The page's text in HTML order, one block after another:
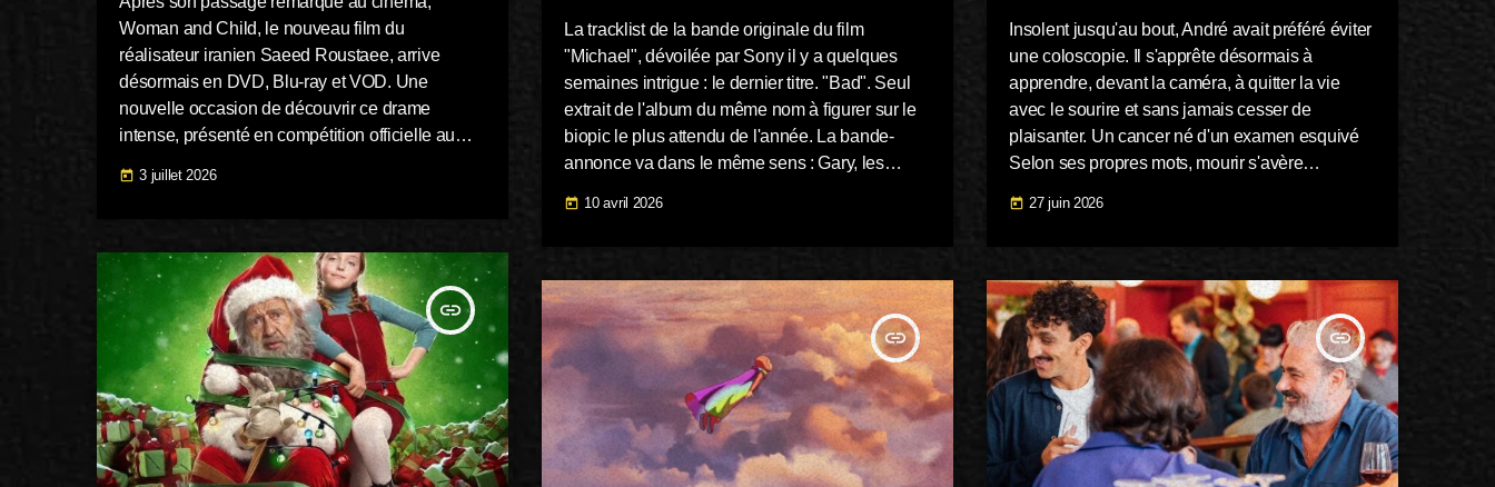
Woman and Child, le nouveau film du
réalisateur iranien Saeed Roustaee, arrive
désormais en DVD, Blu-ray et VOD. Une
nouvelle occasion de découvrir ce drame
intense, présenté en compétition officielle au
par Diaphana. Le film sera disponible en DVD
permettant aux spectateurs de le découvrir
directement à domicile. Une sortie importante
pour ce film iranien […]
today 3 juillet 2026
Insolent jusqu'au bout, André avait préféré éviter
une coloscopie. Il s'apprête désormais à
apprendre, devant la caméra, à quitter la vie
avec le sourire et sans jamais cesser de
plaisanter. Un cancer né d'un examen esquivé
Selon ses propres mots, mourir s'avère
lassitude, ou par esprit de provocation, que cet
documenter sa maladie dans ses moindres
détails. Le point de départ de […]
today 27 juin 2026
La tracklist de la bande originale du film
"Michael", dévoilée par Sony il y a quelques
semaines intrigue : le dernier titre. "Bad". Seul
extrait de l'album du même nom à figurer sur le
biopic le plus attendu de l'année. La bande-
annonce va dans le même sens : Gary, les
Thriller. Puis Jaafar Jackson avec le costume
today 10 avril 2026
insert_link
insert_link insert_link